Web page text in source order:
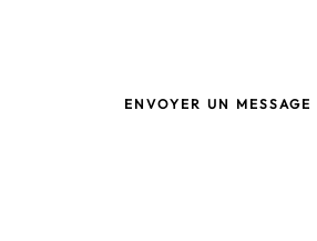
ENVOYER UN MESSAGE